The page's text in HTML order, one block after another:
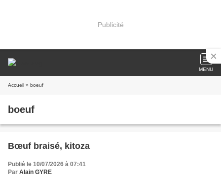
Publicité
MENU
Accueil » boeuf
boeuf
Bœuf braisé, kitoza
Publié le 10/07/2026 à 07:41
Par Alain GYRE